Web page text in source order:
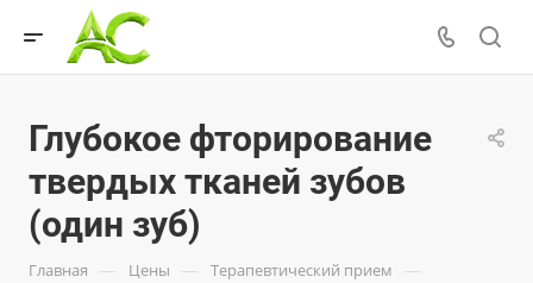
Глубокое фторирование
твердых тканей зубов
(один зуб)
Главная — Цены — Терапевтический прием —